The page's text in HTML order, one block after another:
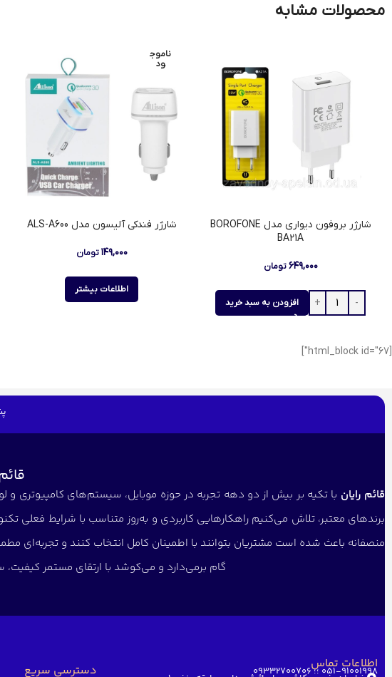
محصولات مشابه
شارژر بروفون دیواری مدل BOROFONE
BA21A
۶۴۹,۰۰۰ تومان
افزودن به سبد خرید
ناموج
ود
شارژر فندکی آلیسون مدل ALS-A600
۱۴۹,۰۰۰ تومان
اطلاعات بیشتر
[html_block id="67"]
قائم رایان با تکیه بر بیش از دو دهه تجربه در حوزه موبایل، سیستم‌های کامپیوتری و
برندهای معتبر، تلاش می‌کنیم راهکارهایی کاربردی و به‌روز متناسب با شرایط فعلی
منصفانه باعث شده است مشتریان بتوانند با اطمینان کامل انتخاب کنند و
گام برمی‌دارد و می‌کوشد با ارتقای مستمر
اطلاعات تماس
051-91001998 ؛؛ 09332700706 دسترسی سریع